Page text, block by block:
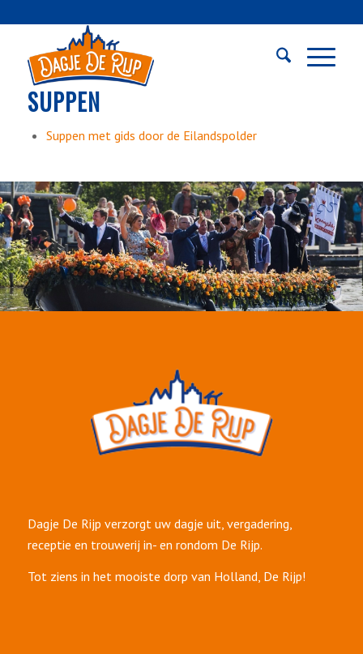
SUPPEN
Suppen met gids door de Eilandspolder
Dagje De Rijp verzorgt uw dagje uit, vergadering,
receptie en trouwerij in- en rondom De Rijp.
Tot ziens in het mooiste dorp van Holland, De Rijp!